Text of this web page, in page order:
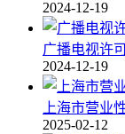
2024-12-19
广播电视许
2024-12-19
上海市营业
2025-02-12